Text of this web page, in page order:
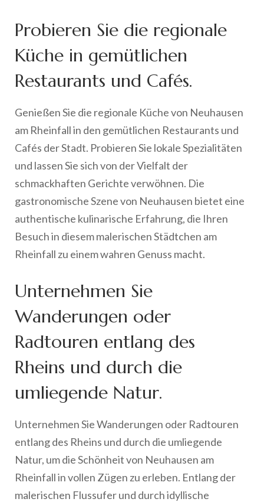
Probieren Sie die regionale
Küche in gemütlichen
Restaurants und Cafés.
Genießen Sie die regionale Küche von Neuhausen
am Rheinfall in den gemütlichen Restaurants und
Cafés der Stadt. Probieren Sie lokale Spezialitäten
und lassen Sie sich von der Vielfalt der
schmackhaften Gerichte verwöhnen. Die
gastronomische Szene von Neuhausen bietet eine
authentische kulinarische Erfahrung, die Ihren
Besuch in diesem malerischen Städtchen am
Rheinfall zu einem wahren Genuss macht.
Unternehmen Sie
Wanderungen oder
Radtouren entlang des
Rheins und durch die
umliegende Natur.
Unternehmen Sie Wanderungen oder Radtouren
entlang des Rheins und durch die umliegende
Natur, um die Schönheit von Neuhausen am
Rheinfall in vollen Zügen zu erleben. Entlang der
malerischen Flussufer und durch idyllische